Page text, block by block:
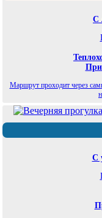
С
Маршрут проходит через
С